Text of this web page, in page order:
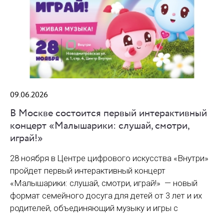
09.06.2026
В Москве состоится первый интерактивный
концерт «Малышарики: слушай, смотри,
играй!»
28 ноября в Центре цифрового искусства «Внутри»
пройдет первый интерактивный концерт
«Малышарики: слушай, смотри, играй!» — новый
формат семейного досуга для детей от 3 лет и их
родителей, объединяющий музыку и игры с